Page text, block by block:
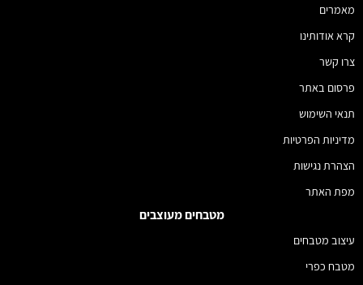
מאמרים
קרא אודותינו
צרו קשר
פרסום באתר
תנאי השימוש
מדיניות הפרטיות
הצהרת נגישות
מפת האתר
מטבחים מעוצבים
עיצוב מטבחים
מטבח כפרי